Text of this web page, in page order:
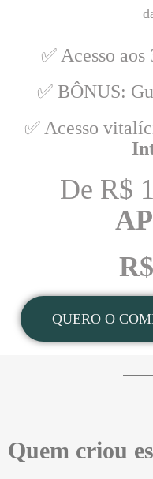
✅ Acesso
✅ BÔNUS:
✅ Acesso
De R$
QUERO O
Quem criou